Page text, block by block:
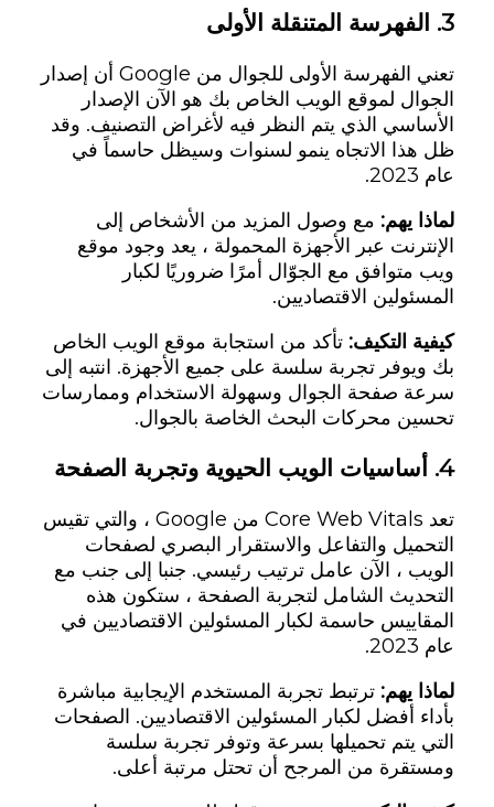
3. الفهرسة المتنقلة الأولى
تعني الفهرسة الأولى للجوال من Google أن إصدار
الجوال لموقع الويب الخاص بك هو الآن الإصدار
الأساسي الذي يتم النظر فيه لأغراض التصنيف. وقد
ظل هذا الاتجاه ينمو لسنوات وسيظل حاسماً في
عام 2023.
لماذا يهم: مع وصول المزيد من الأشخاص إلى
الإنترنت عبر الأجهزة المحمولة ، يعد وجود موقع
ويب متوافق مع الجوّال أمرًا ضروريًا لكبار
المسئولين الاقتصاديين.
كيفية التكيف: تأكد من استجابة موقع الويب الخاص
بك ويوفر تجربة سلسة على جميع الأجهزة. انتبه إلى
سرعة صفحة الجوال وسهولة الاستخدام وممارسات
تحسين محركات البحث الخاصة بالجوال.
4. أساسيات الويب الحيوية وتجربة الصفحة
تعد Core Web Vitals من Google ، والتي تقيس
التحميل والتفاعل والاستقرار البصري لصفحات
الويب ، الآن عامل ترتيب رئيسي. جنبا إلى جنب مع
التحديث الشامل لتجربة الصفحة ، ستكون هذه
المقاييس حاسمة لكبار المسئولين الاقتصاديين في
عام 2023.
لماذا يهم: ترتبط تجربة المستخدم الإيجابية مباشرة
بأداء أفضل لكبار المسئولين الاقتصاديين. الصفحات
التي يتم تحميلها بسرعة وتوفر تجربة سلسة
ومستقرة من المرجح أن تحتل مرتبة أعلى.